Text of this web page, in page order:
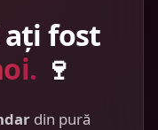
fost
🍷
din pură